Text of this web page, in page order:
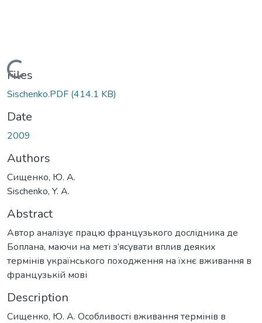
Loading...
Files
Sischenko.PDF (414.1 KB)
Date
2009
Authors
Сищенко, Ю. А.
Sischenko, Y. A.
Abstract
Автор аналізує працю французького дослідника де
Боплана, маючи на меті з’ясувати вплив деяких
термінів українського походження на їхнє вживання в
французькій мові
Description
Сищенко, Ю. А. Особливості вживання термінів в